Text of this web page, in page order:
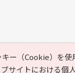
ー（Cookie）を
ブサイトにおける個